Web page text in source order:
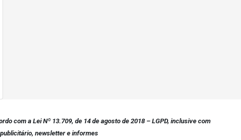
com a Lei Nº 13.709, de 14 de agosto de 2018 – LGPD, inclusive com
newsletter e informes